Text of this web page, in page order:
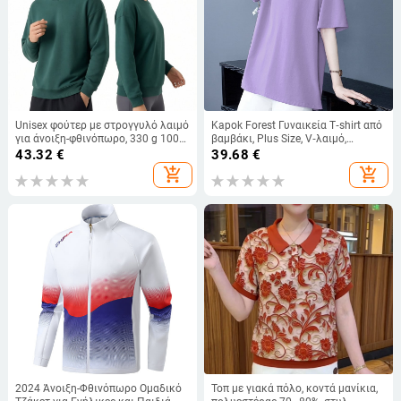
Unisex φούτερ με στρογγυλό λαιμό
για άνοιξη-φθινόπωρο, 330 g 100%
βαμβάκι, προσαρμογή εικόνας και
43.32 €
add_shopping_cart
Kapok Forest Γυναικεία T‑shirt από
βαμβάκι, Plus Size, V‑λαιμό,
Χαλαρή γραμμή, Κοντό Μανίκι,
39.68 €
add_shopping_cart
2024 Άνοιξη-Φθινόπωρο Ομαδικό
Τοπ με γιακά πόλο, κοντά μανίκια,